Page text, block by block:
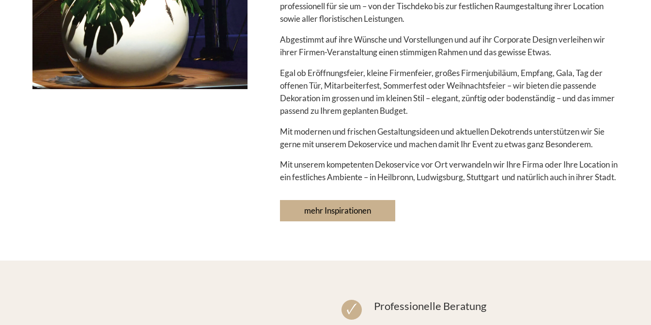
professionell für sie um – von der Tischdeko bis zur festlichen Raumgestaltung ihrer Location
sowie aller floristischen Leistungen.
Abgestimmt auf ihre Wünsche und Vorstellungen und auf ihr Corporate Design verleihen wir
ihrer Firmen-Veranstaltung einen stimmigen Rahmen und das gewisse Etwas.
Egal ob Eröffnungsfeier, kleine Firmenfeier, großes Firmenjubiläum, Empfang, Gala, Tag der
offenen Tür, Mitarbeiterfest, Sommerfest oder Weihnachtsfeier – wir bieten die passende
Dekoration im grossen und im kleinen Stil – elegant, zünftig oder bodenständig – und das immer
passend zu Ihrem geplanten Budget.
Mit modernen und frischen Gestaltungsideen und aktuellen Dekotrends unterstützen wir Sie
gerne mit unserem Dekoservice und machen damit Ihr Event zu etwas ganz Besonderem.
Mit unserem kompetenten Dekoservice vor Ort verwandeln wir Ihre Firma oder Ihre Location in
ein festliches Ambiente – in Heilbronn, Ludwigsburg, Stuttgart und natürlich auch in ihrer Stadt.
mehr Inspirationen
Professionelle Beratung